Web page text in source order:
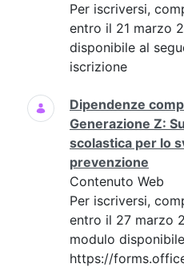
Per iscriversi,
entro il 21 marzo
disponibile al
iscrizione
Dipendenze
Generazione Z:
scolastica per lo
prevenzione
Contenuto Web
Per iscriversi,
entro il 27 marzo
modulo
https://